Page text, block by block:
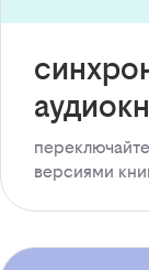
версиями